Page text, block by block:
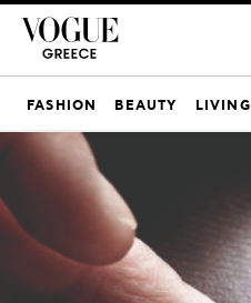
FASHION BEAUTY LIVING